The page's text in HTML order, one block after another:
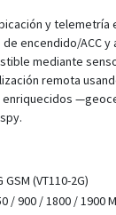
y telemetría
encendido/ACC
mediante
remota
GSM (VT110-2G)
/ 900 / 1800 / 1900